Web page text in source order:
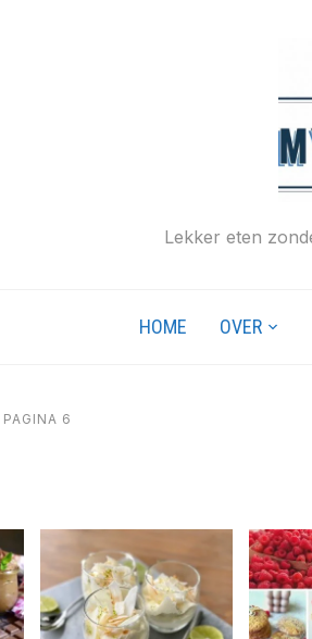
Lekker eten
HOME OVER
PAGINA 6